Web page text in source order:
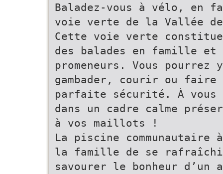
Baladez-vous à vélo, en
voie verte de la Vallée
Cette voie verte
des balades en famille et
promeneurs. Vous
gambader, courir ou
parfaite sécurité. À vous
dans un cadre calme
à vos maillots !
La piscine communautaire
la famille de se
savourer le bonheur d’un